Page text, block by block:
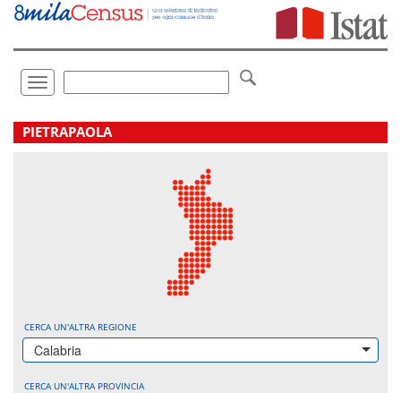
Vai
direttamente
Toggle
navigation
.
PIETRAPAOLA
CERCA UN'ALTRA REGIONE
Calabria
CERCA UN'ALTRA PROVINCIA